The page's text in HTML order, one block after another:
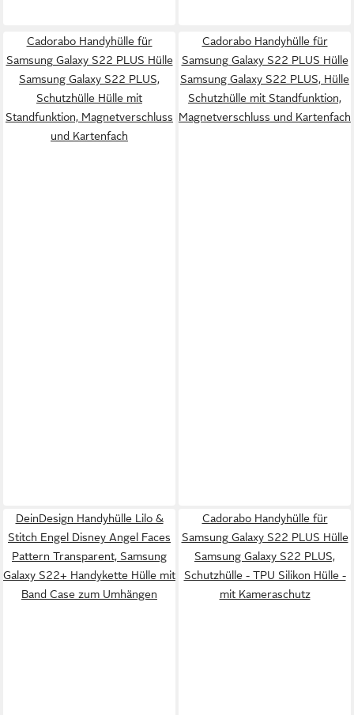
Cadorabo Handyhülle für
Samsung Galaxy S22 PLUS Hülle
Samsung Galaxy S22 PLUS,
Schutzhülle Hülle mit
Standfunktion, Magnetverschluss
und Kartenfach
Cadorabo Handyhülle für
Samsung Galaxy S22 PLUS Hülle
Samsung Galaxy S22 PLUS, Hülle
Schutzhülle mit Standfunktion,
Magnetverschluss und Kartenfach
DeinDesign Handyhülle Lilo &
Stitch Engel Disney Angel Faces
Pattern Transparent, Samsung
Galaxy S22+ Handykette Hülle mit
Band Case zum Umhängen
Cadorabo Handyhülle für
Samsung Galaxy S22 PLUS Hülle
Samsung Galaxy S22 PLUS,
Schutzhülle - TPU Silikon Hülle -
mit Kameraschutz